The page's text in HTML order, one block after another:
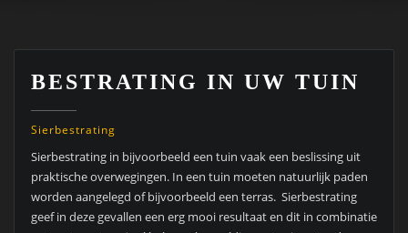
BESTRATING IN UW TUIN
Sierbestrating
Sierbestrating in bijvoorbeeld een tuin vaak een beslissing uit
praktische overwegingen. In een tuin moeten natuurlijk paden
worden aangelegd of bijvoorbeeld een terras. Sierbestrating
geef in deze gevallen een erg mooi resultaat en dit in combinatie